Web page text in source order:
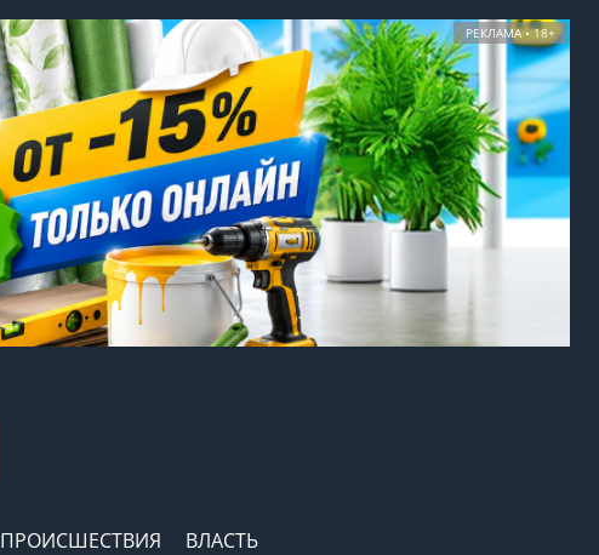
РЕКЛАМА • 18+
ПРОИСШЕСТВИЯ
ВЛАСТЬ